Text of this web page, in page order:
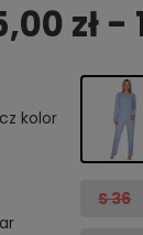
zł -
kolor
S 36